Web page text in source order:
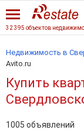
Недвижимость в
Avito.ru
Купить
1005 объявлений